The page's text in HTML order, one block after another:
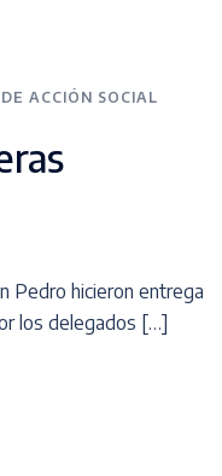
DE ACCIÓN SOCIAL
Pedro hicieron entrega
los delegados […]